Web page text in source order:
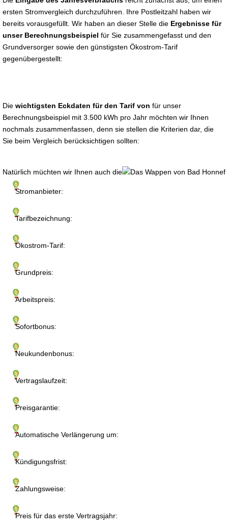
ersten Stromvergleich durchzuführen. Ihre Postleitzahl haben wir
bereits vorausgefüllt. Wir haben an dieser Stelle die Ergebnisse für
unser Berechnungsbeispiel für Sie zusammengefasst und den
Grundversorger sowie den günstigsten Ökostrom-Tarif
gegenübergestellt:
Die wichtigsten Eckdaten für den Tarif von für unser
Berechnungsbeispiel mit 3.500 kWh pro Jahr möchten wir Ihnen
nochmals zusammenfassen, denn sie stellen die Kriterien dar, die
Sie beim Vergleich berücksichtigen sollten:
Stromanbieter:
Tarifbezeichnung:
Ökostrom-Tarif:
Grundpreis:
Arbeitspreis:
Sofortbonus:
Neukundenbonus:
Vertragslaufzeit:
Preisgarantie:
Automatische Verlängerung um:
Kündigungsfrist:
Zahlungsweise:
Preis für das erste Vertragsjahr:
Natürlich müchten wir Ihnen auch die